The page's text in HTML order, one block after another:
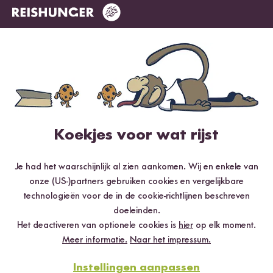
vanaf 3,79 €6,32 € / kg
152
Sushi Beginnersbox
vanaf 15,99 €
Dit zeggen onze klanten
26 Beoordelingen0 Vragen
Koekjes voor wat rijst
Je had het waarschijnlijk al zien aankomen. Wij en enkele van
onze (US-)partners gebruiken cookies en vergelijkbare
technologieën voor de in de cookie-richtlijnen beschreven
doeleinden.
Het deactiveren van optionele cookies is hier op elk moment.
Meer informatie. Naar het impressum.
Instellingen aanpassen